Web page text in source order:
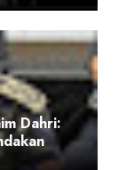
Dahri: